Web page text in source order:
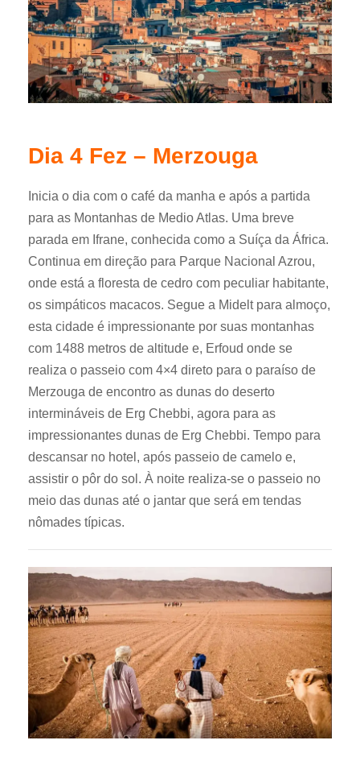
Dia 4 Fez – Merzouga
Inicia o dia com o café da manha e após a partida
para as Montanhas de Medio Atlas. Uma breve
parada em Ifrane, conhecida como a Suíça da África.
Continua em direção para Parque Nacional Azrou,
onde está a floresta de cedro com peculiar habitante,
os simpáticos macacos. Segue a Midelt para almoço,
esta cidade é impressionante por suas montanhas
com 1488 metros de altitude e, Erfoud onde se
realiza o passeio com 4×4 direto para o paraíso de
Merzouga de encontro as dunas do deserto
intermináveis de Erg Chebbi, agora para as
impressionantes dunas de Erg Chebbi. Tempo para
descansar no hotel, após passeio de camelo e,
assistir o pôr do sol. À noite realiza-se o passeio no
meio das dunas até o jantar que será em tendas
nômades típicas.